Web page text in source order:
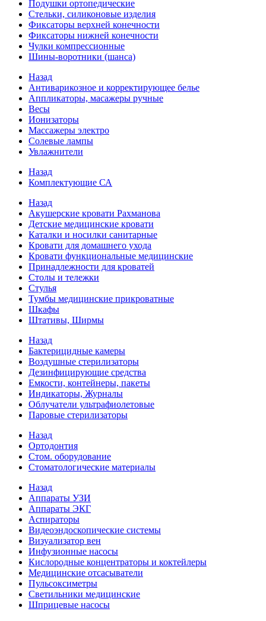
Подушки ортопедические
Стельки, силиконовые изделия
Фиксаторы верхней конечности
Фиксаторы нижней конечности
Чулки компрессионные
Шины-воротники (шанса)
Назад
Антиварикозное и корректирующее белье
Аппликаторы, масажеры ручные
Весы
Ионизаторы
Массажеры электро
Солевые лампы
Увлажнители
Назад
Комплектующие СА
Назад
Акушерские кровати Рахманова
Детские медицинские кровати
Каталки и носилки санитарные
Кровати для домашнего ухода
Кровати функциональные медицинские
Принадлежности для кроватей
Столы и тележки
Стулья
Тумбы медицинские прикроватные
Шкафы
Штативы, Ширмы
Назад
Бактерицидные камеры
Воздушные стерилизаторы
Дезинфицирующие средства
Емкости, контейнеры, пакеты
Индикаторы, Журналы
Облучатели ультрафиолетовые
Паровые стерилизаторы
Назад
Ортодонтия
Стом. оборудование
Стоматологические материалы
Назад
Аппараты УЗИ
Аппараты ЭКГ
Аспираторы
Видеоэндоскопические системы
Визуализатор вен
Инфузионные насосы
Кислородные концентраторы и коктейлеры
Медицинские отсасыватели
Пульсоксиметры
Светильники медицинские
Шприцевые насосы